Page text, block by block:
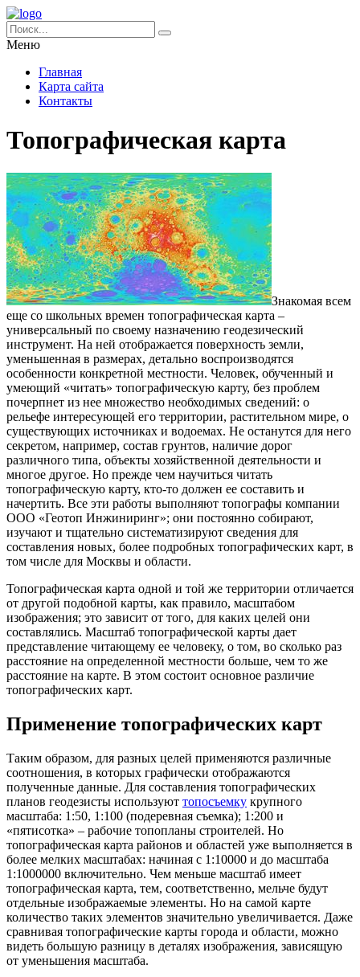
Меню
Главная
Карта сайта
Контакты
Топографическая карта
Знакомая всем
еще со школьных времен топографическая карта –
универсальный по своему назначению геодезический
инструмент. На ней отображается поверхность земли,
уменьшенная в размерах, детально воспроизводятся
особенности конкретной местности. Человек, обученный и
умеющий «читать» топографическую карту, без проблем
почерпнет из нее множество необходимых сведений: о
рельефе интересующей его территории, растительном мире, о
существующих источниках и водоемах. Не останутся для него
секретом, например, состав грунтов, наличие дорог
различного типа, объекты хозяйственной деятельности и
многое другое. Но прежде чем научиться читать
топографическую карту, кто-то должен ее составить и
начертить. Все эти работы выполняют топографы компании
ООО «Геотоп Инжиниринг»; они постоянно собирают,
изучают и тщательно систематизируют сведения для
составления новых, более подробных топографических карт, в
том числе для Москвы и области.
Топографическая карта одной и той же территории отличается
от другой подобной карты, как правило, масштабом
изображения; это зависит от того, для каких целей они
составлялись. Масштаб топографической карты дает
представление читающему ее человеку, о том, во сколько раз
расстояние на определенной местности больше, чем то же
расстояние на карте. В этом состоит основное различие
топографических карт.
Применение топографических карт
Таким образом, для разных целей применяются различные
соотношения, в которых графически отображаются
полученные данные. Для составления топографических
планов геодезисты используют топосъемку крупного
масштаба: 1:50, 1:100 (подеревная съемка); 1:200 и
«пятисотка» – рабочие топопланы строителей. Но
топографическая карта районов и областей уже выполняется в
более мелких масштабах: начиная с 1:10000 и до масштаба
1:1000000 включительно. Чем меньше масштаб имеет
топографическая карта, тем, соответственно, мельче будут
отдельные изображаемые элементы. Но на самой карте
количество таких элементов значительно увеличивается. Даже
сравнивая топографические карты города и области, можно
видеть большую разницу в деталях изображения, зависящую
от уменьшения масштаба.